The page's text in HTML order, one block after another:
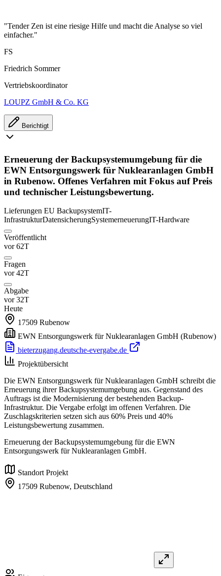
"Tender Zen ist eine riesige Hilfe und macht die Analyse so viel
einfacher."
FS
Friedrich Sommer
Vertriebskoordinator
LOUPZ GmbH & Co. KG
Berichtigt
Erneuerung der Backupsystemumgebung für die
EWN Entsorgungswerk für Nuklearanlagen GmbH
in Rubenow. Offenes Verfahren mit Fokus auf Preis
und technischer Leistungsbewertung.
Lieferungen EU BackupsystemIT-
InfrastrukturDatensicherungSystemerneuerungIT-Hardware
Veröffentlicht
vor 62T
Fragen
vor 42T
Abgabe
vor 32T
Heute
17509 Rubenow
EWN Entsorgungswerk für Nuklearanlagen GmbH (Rubenow)
bieterzugang.deutsche-evergabe.de
Projektübersicht
Die EWN Entsorgungswerk für Nuklearanlagen GmbH schreibt die
Erneuerung ihrer Backupsystemumgebung aus. Gegenstand des
Auftrags ist die Modernisierung der bestehenden Backup-
Infrastruktur. Die Vergabe erfolgt im offenen Verfahren. Die
Zuschlagskriterien setzen sich aus 60% Preis und 40%
Leistungsbewertung zusammen.
Erneuerung der Backupsystemumgebung für die EWN
Entsorgungswerk für Nuklearanlagen GmbH.
Standort Projekt
17509 Rubenow, Deutschland